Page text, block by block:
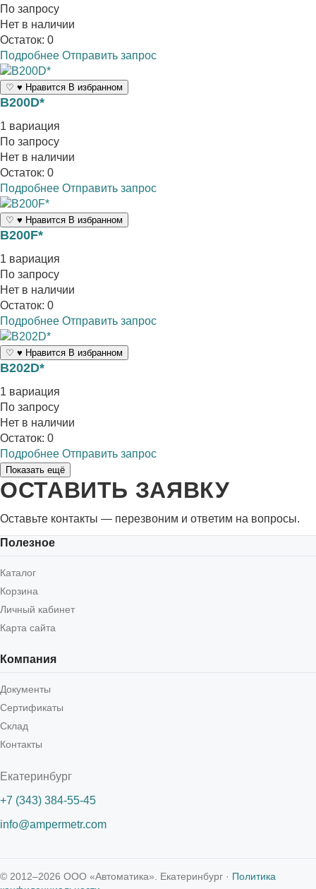
По запросу
Нет в наличии
Остаток: 0
Подробнее Отправить запрос
♡ ♥ Нравится В избранном
B200D*
1 вариация
По запросу
Нет в наличии
Остаток: 0
Подробнее Отправить запрос
♡ ♥ Нравится В избранном
B200F*
1 вариация
По запросу
Нет в наличии
Остаток: 0
Подробнее Отправить запрос
♡ ♥ Нравится В избранном
B202D*
1 вариация
По запросу
Нет в наличии
Остаток: 0
Подробнее Отправить запрос
Показать ещё
ОСТАВИТЬ ЗАЯВКУ
Оставьте контакты — перезвоним и ответим на вопросы.
Полезное
Каталог
Корзина
Личный кабинет
Карта сайта
Компания
Документы
Сертификаты
Склад
Контакты
Екатеринбург
+7 (343) 384-55-45
info@ampermetr.com
© 2012–2026 ООО «Автоматика». Екатеринбург · Политика